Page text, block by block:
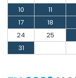
10
11
17
18
24
25
31